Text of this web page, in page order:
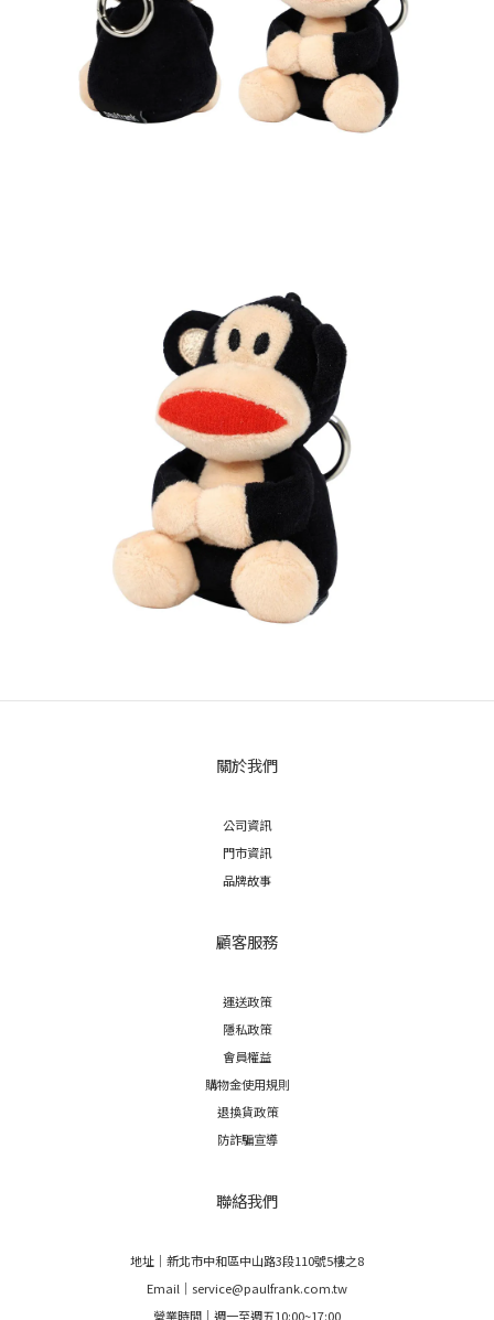
關於我們
公司資訊
門市資訊
品牌故事
顧客服務
運送政策
隱私政策
會員權益
購物金使用規則
退換貨政策
防詐騙宣導
聯絡我們
地址｜新北市中和區中山路3段110號5樓之8
Email｜service@paulfrank.com.tw
營業時間｜週一至週五10:00~17:00